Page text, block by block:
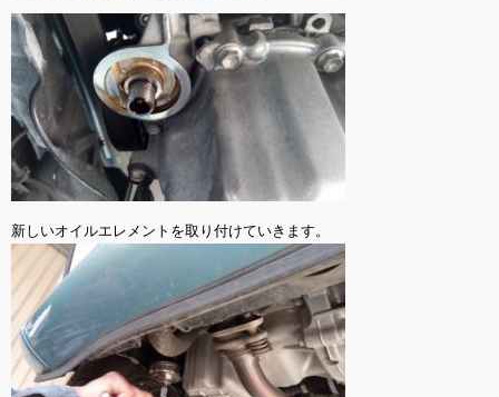
新しいオイルエレメントを取り付けていきます。